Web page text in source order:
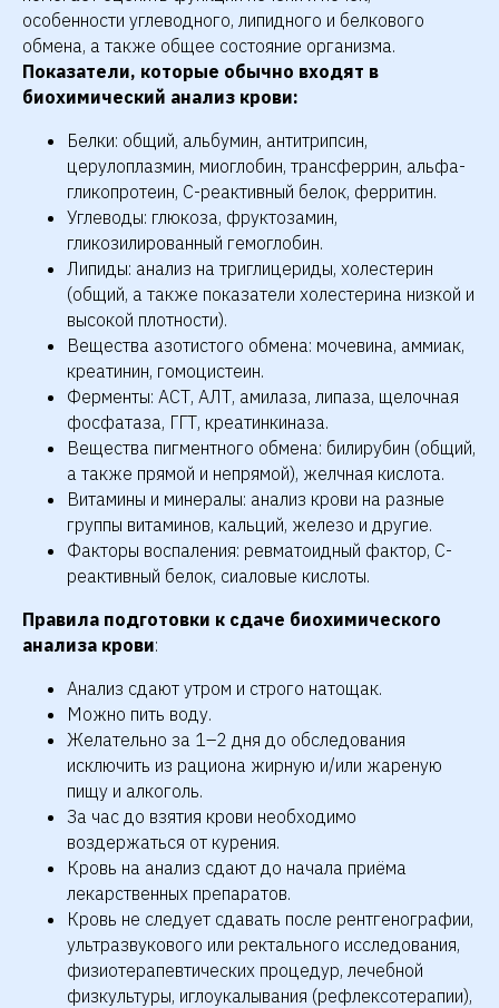
особенности углеводного, липидного и белкового
обмена, а также общее состояние организма.
Показатели, которые обычно входят в
биохимический анализ крови:
Белки: общий, альбумин, антитрипсин,
церулоплазмин, миоглобин, трансферрин, альфа-
гликопротеин, С-реактивный белок, ферритин.
Углеводы: глюкоза, фруктозамин,
гликозилированный гемоглобин.
Липиды: анализ на триглицериды, холестерин
(общий, а также показатели холестерина низкой и
высокой плотности).
Вещества азотистого обмена: мочевина, аммиак,
креатинин, гомоцистеин.
Ферменты: АСТ, АЛТ, амилаза, липаза, щелочная
фосфатаза, ГГТ, креатинкиназа.
Вещества пигментного обмена: билирубин (общий,
а также прямой и непрямой), желчная кислота.
Витамины и минералы: анализ крови на разные
группы витаминов, кальций, железо и другие.
Факторы воспаления: ревматоидный фактор, С-
реактивный белок, сиаловые кислоты.
Правила подготовки к сдаче биохимического
анализа крови:
Анализ сдают утром и строго натощак.
Можно пить воду.
Желательно за 1–2 дня до обследования
исключить из рациона жирную и/или жареную
пищу и алкоголь.
За час до взятия крови необходимо
воздержаться от курения.
Кровь на анализ сдают до начала приёма
лекарственных препаратов.
Кровь не следует сдавать после рентгенографии,
ультразвукового или ректального исследования,
физиотерапевтических процедур, лечебной
физкультуры, иглоукалывания (рефлексотерапии),